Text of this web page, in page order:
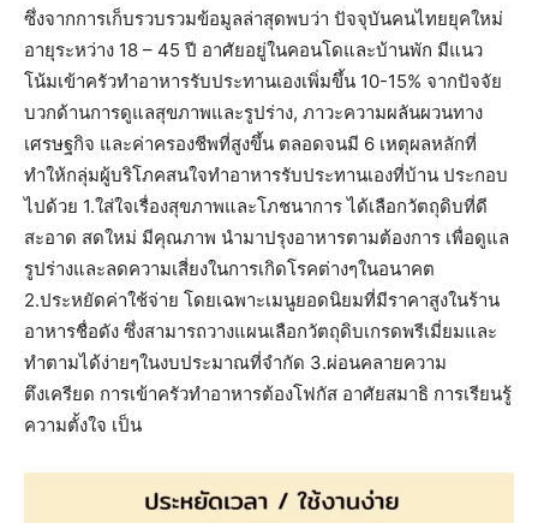
ซึ่งจากการเก็บรวบรวมข้อมูลล่าสุดพบว่า ปัจจุบันคนไทยยุคใหม่
อายุระหว่าง 18 – 45 ปี อาศัยอยู่ในคอนโดและบ้านพัก มีแนว
โน้มเข้าครัวทำอาหารรับประทานเองเพิ่มขึ้น 10-15% จากปัจจัย
บวกด้านการดูแลสุขภาพและรูปร่าง, ภาวะความผลันผวนทาง
เศรษฐกิจ และค่าครองชีพที่สูงขึ้น ตลอดจนมี 6 เหตุผลหลักที่
ทำให้กลุ่มผู้บริโภคสนใจทำอาหารรับประทานเองที่บ้าน ประกอบ
ไปด้วย 1.ใส่ใจเรื่องสุขภาพและโภชนาการ ได้เลือกวัตถุดิบที่ดี
สะอาด สดใหม่ มีคุณภาพ นำมาปรุงอาหารตามต้องการ เพื่อดูแล
รูปร่างและลดความเสี่ยงในการเกิดโรคต่างๆในอนาคต
2.ประหยัดค่าใช้จ่าย โดยเฉพาะเมนูยอดนิยมที่มีราคาสูงในร้าน
อาหารชื่อดัง ซึ่งสามารถวางแผนเลือกวัตถุดิบเกรดพรีเมี่ยมและ
ทำตามได้ง่ายๆในงบประมาณที่จำกัด 3.ผ่อนคลายความ
ตึงเครียด การเข้าครัวทำอาหารต้องโฟกัส อาศัยสมาธิ การเรียนรู้
ความตั้งใจ เป็น